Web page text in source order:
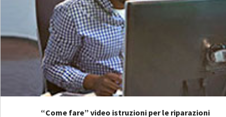
“Come fare” video istruzioni per le riparazioni